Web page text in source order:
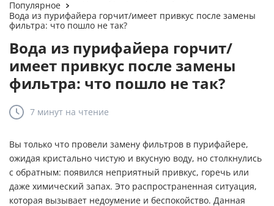
Популярное
Вода из пурифайера горчит/имеет привкус после замены
фильтра: что пошло не так?
Вода из пурифайера горчит/
имеет привкус после замены
фильтра: что пошло не так?
7 минут на чтение
Вы только что провели замену фильтров в пурифайере,
ожидая кристально чистую и вкусную воду, но столкнулись
с обратным: появился неприятный привкус, горечь или
даже химический запах. Это распространенная ситуация,
которая вызывает недоумение и беспокойство. Данная